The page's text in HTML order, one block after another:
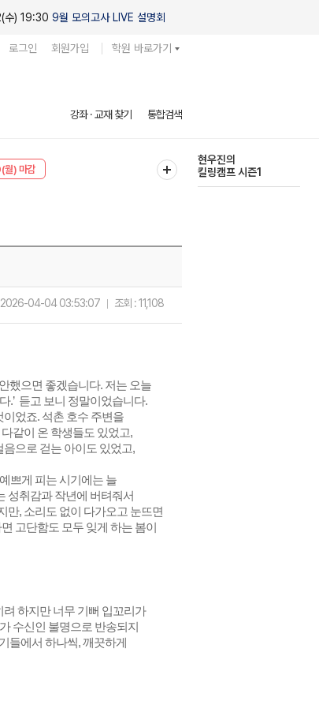
수) 19:30 9월 모의고사 LIVE 설명회
로그인 회원가입 학원 바로가기
강좌 · 교재 찾기 통합검색
) 마감
현우진의
킬링캠프 시즌1
2026-04-04 03:53:07 조회 :11,108
했으면 좋겠습니다. 저는 오늘
.’ 듣고 보니 정말이었습니다.
었죠. 석촌 호수 주변을
같이 온 학생들도 있었고,
으로 걷는 아이도 있었고,
쁘게 피는 시기에는 늘
성취감과 작년에 버텨줘서
만, 소리도 없이 다가오고 눈뜨면
고단함도 모두 잊게 하는 봄이
하지만 너무 기뻐 입꼬리가
수신인 불명으로 반송되지
들에서 하나씩, 깨끗하게